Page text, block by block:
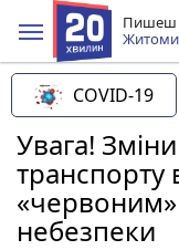
Пишеш
COVID-19
Увага!
транспорту
«червоним»
небезпеки